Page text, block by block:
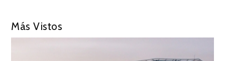
Más Vistos